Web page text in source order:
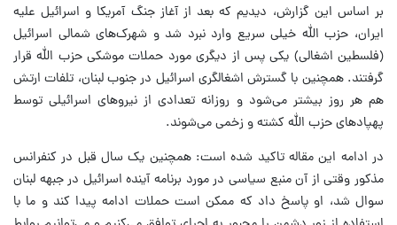
بر اساس این گزارش، دیدیم که بعد از آغاز جنگ آمریکا و اسرائیل علیه
ایران، حزب الله خیلی سریع وارد نبرد شد و شهرک‌های شمالی اسرائیل
(فلسطین اشغالی) یکی پس از دیگری مورد حملات موشکی حزب الله قرار
گرفتند. همچنین با گسترش اشغالگری اسرائیل در جنوب لبنان، تلفات ارتش
هم هر روز بیشتر می‌شود و روزانه تعدادی از نیروهای اسرائیلی توسط
پهپادهای حزب الله کشته و زخمی می‌شوند.
در ادامه این مقاله تاکید شده است: همچنین یک سال قبل در کنفرانس
مذکور وقتی از آن منبع سیاسی در مورد برنامه آینده اسرائیل در جبهه لبنان
سوال شد، او پاسخ داد که ممکن است حملات ادامه پیدا کند و ما با